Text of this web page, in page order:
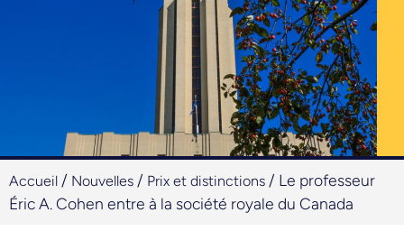
Accueil / Nouvelles / Prix et distinctions / Le professeur
Éric A. Cohen entre à la société royale du Canada